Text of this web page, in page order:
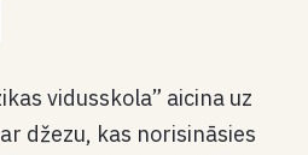
vidusskola” aicina uz
džezu, kas norisināsies